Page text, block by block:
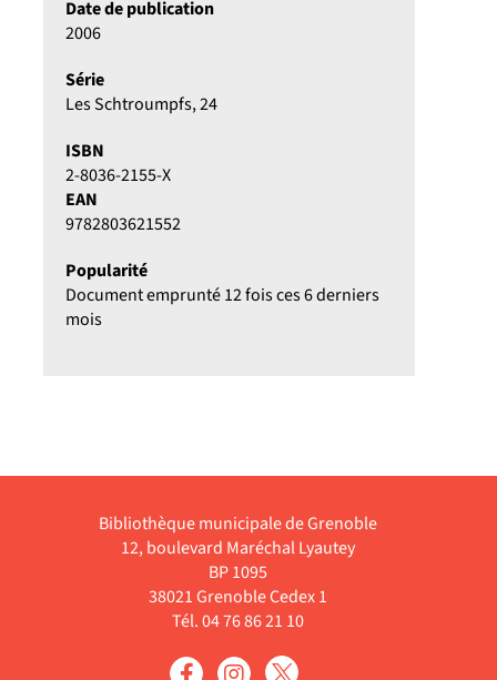
Date de publication
2006
Série
Les Schtroumpfs, 24
ISBN
2-8036-2155-X
EAN
9782803621552
Popularité
Document emprunté 12 fois ces 6 derniers
mois
Bibliothèque municipale de Grenoble
12, boulevard Maréchal Lyautey
BP 1095
38021 Grenoble Cedex 1
Tél. 04 76 86 21 10